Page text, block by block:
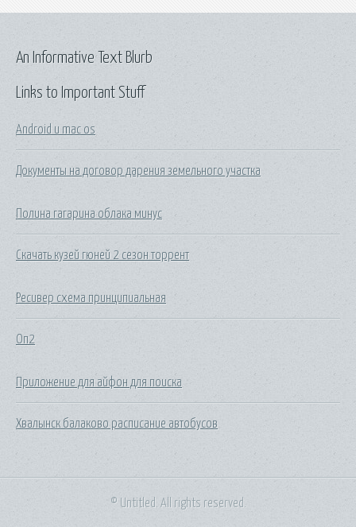
Links to Important Stuff
Android и mac os
Документы на договор дарения земельного участка
Полина гагарина облака минус
Скачать кузей гюней 2 сезон торрент
Ресивер схема принципиальная
Оп2
Приложение для айфон для поиска
Хвалынск балаково расписание автобусов
An Informative Text Blurb
© Untitled. All rights reserved.